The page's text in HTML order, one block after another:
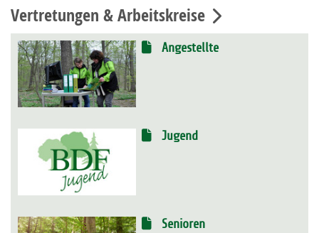
Vertretungen & Arbeitskreise
Angestellte
Jugend
Senioren